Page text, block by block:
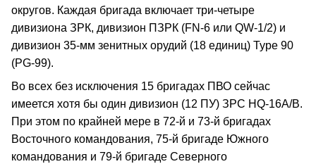
округов. Каждая бригада включает три-четыре
дивизиона ЗРК, дивизион ПЗРК (FN-6 или QW-1/2) и
дивизион 35-мм зенитных орудий (18 единиц) Туре 90
(PG-99).
Во всех без исключения 15 бригадах ПВО сейчас
имеется хотя бы один дивизион (12 ПУ) ЗРС HQ-16А/В.
При этом по крайней мере в 72-й и 73-й бригадах
Восточного командования, 75-й бригаде Южного
командования и 79-й бригаде Северного